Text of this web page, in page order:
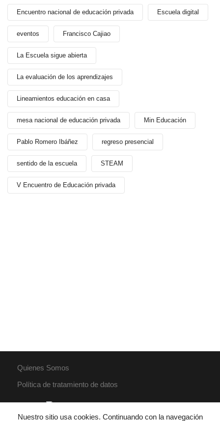
Encuentro nacional de educación privada Escuela digital
eventos Francisco Cajiao
La Escuela sigue abierta
La evaluación de los aprendizajes
Lineamientos educación en casa
mesa nacional de educación privada Min Educación
Pablo Romero Ibáñez regreso presencial
sentido de la escuela STEAM
V Encuentro de Educación privada
Quienes Somos
Política de tratamiento de datos
Nuestro sitio usa cookies. Continuando con la navegación